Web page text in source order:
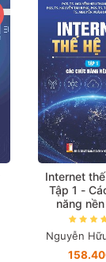
Internet
Tập 1 -
năng
Nguyễn